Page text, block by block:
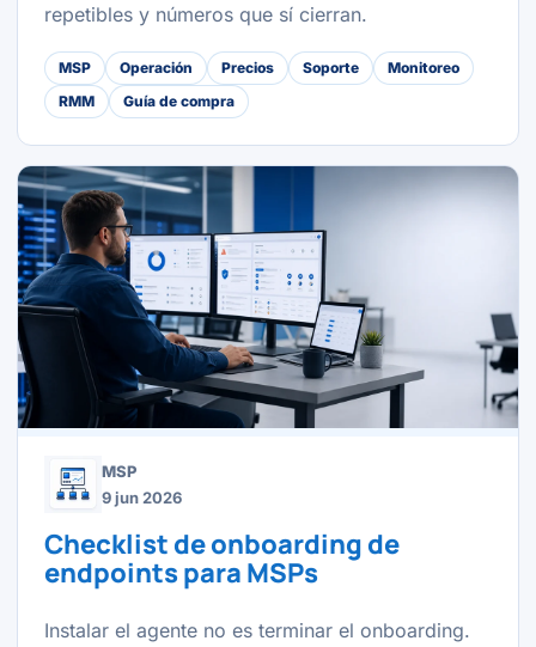
repetibles y números que sí cierran.
MSP Operación Precios Soporte
Monitoreo
RMM
Guía de compra
MSP
9 jun 2026
Checklist de onboarding de
endpoints para MSPs
Instalar el agente no es terminar el onboarding.